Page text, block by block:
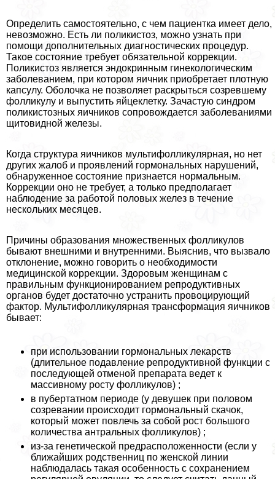
Определить самостоятельно, с чем пациентка имеет дело,
невозможно. Есть ли поликистоз, можно узнать при
помощи дополнительных диагностических процедур.
Такое состояние требует обязательной коррекции.
Поликистоз является эндокринным гинекологическим
заболеванием, при котором яичник приобретает плотную
капсулу. Оболочка не позволяет раскрыться созревшему
фолликулу и выпустить яйцеклетку. Зачастую синдром
поликистозных яичников сопровождается заболеваниями
щитовидной железы.
Когда структура яичников мультифолликулярная, но нет
других жалоб и проявлений гормональных нарушений,
обнаруженное состояние признается нормальным.
Коррекции оно не требует, а только предполагает
наблюдение за работой половых желез в течение
нескольких месяцев.
Причины образования множественных фолликулов
бывают внешними и внутренними. Выяснив, что вызвало
отклонение, можно говорить о необходимости
медицинской коррекции. Здоровым женщинам с
правильным функционированием репродуктивных
органов будет достаточно устранить провоцирующий
фактор. Мультифолликулярная трансформация яичников
бывает:
при использовании гормональных лекарств
(длительное подавление репродуктивной функции с
последующей отменой препарата ведет к
массивному росту фолликулов) ;
в пубертатном периоде (у девушек при половом
созревании происходит гормональный скачок,
который может повлечь за собой рост большого
количества антральных фолликулов) ;
из-за генетической предрасположенности (если у
ближайших родственниц по женской линии
наблюдалась такая особенность с сохранением